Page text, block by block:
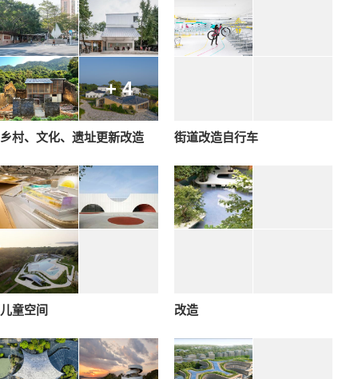
+ 4
乡村、文化、遗址更新改造 街道改造自行车
儿童空间 改造